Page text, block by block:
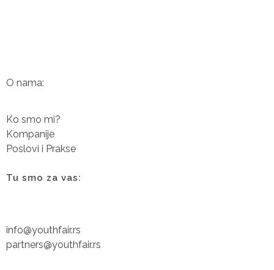
O nama:
Ko smo mi?
Kompanije
Poslovi i Prakse
Tu smo za vas:
info@youthfair.rs
partners@youthfair.rs